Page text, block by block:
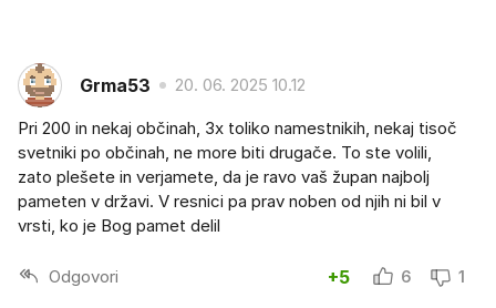
Grma53 20. 06. 2025 10.12
Pri 200 in nekaj občinah, 3x toliko namestnikih, nekaj tisoč
svetniki po občinah, ne more biti drugače. To ste volili,
zato plešete in verjamete, da je ravo vaš župan najbolj
pameten v državi. V resnici pa prav noben od njih ni bil v
vrsti, ko je Bog pamet delil
Odgovori +5 6 1